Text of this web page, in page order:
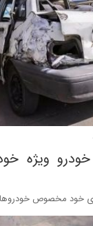
ویژه
خود مخصوص خودروهای